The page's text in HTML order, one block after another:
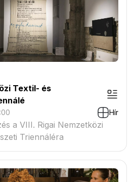
Textil- és
Hír
a VIII. Rigai Nemzetközi
Triennáléra